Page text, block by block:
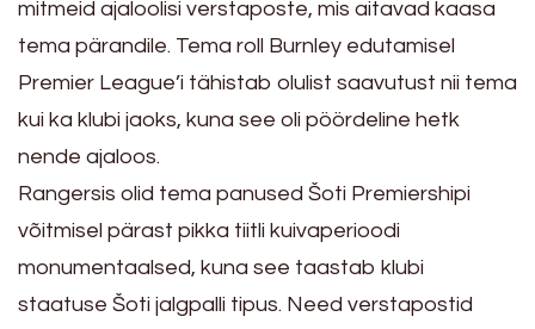
mitmeid ajaloolisi verstaposte, mis aitavad kaasa
tema pärandile. Tema roll Burnley edutamisel
Premier League’i tähistab olulist saavutust nii tema
kui ka klubi jaoks, kuna see oli pöördeline hetk
nende ajaloos.
Rangersis olid tema panused Šoti Premiershipi
võitmisel pärast pikka tiitli kuivaperioodi
monumentaalsed, kuna see taastab klubi
staatuse Šoti jalgpalli tipus. Need verstapostid